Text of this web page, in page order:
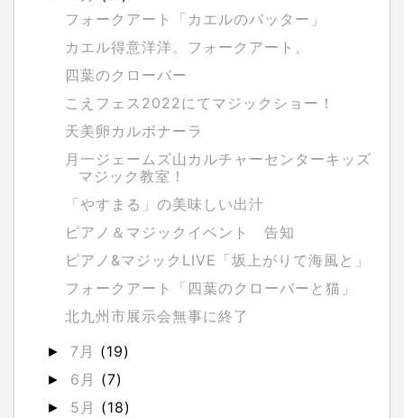
フォークアート「カエルのバッター」
カエル得意洋洋。フォークアート。
四葉のクローバー
こえフェス2022にてマジックショー！
天美卵カルボナーラ
月一ジェームズ山カルチャーセンターキッズ
マジック教室！
「やすまる」の美味しい出汁
ピアノ＆マジックイベント 告知
ピアノ&マジックLIVE「坂上がりて海風と」
フォークアート「四葉のクローバーと猫」
北九州市展示会無事に終了
► 7月 (19)
► 6月 (7)
► 5月 (18)